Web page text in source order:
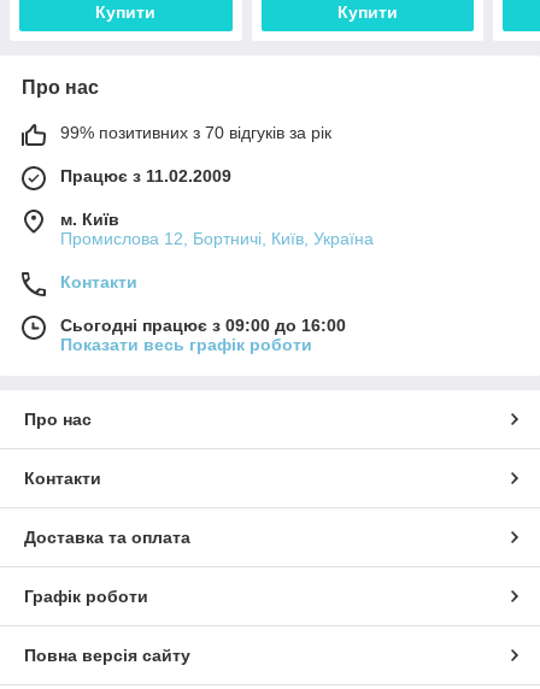
Купити Купити
Про нас
99% позитивних з 70 відгуків за рік
Працює з 11.02.2009
м. Київ
Промислова 12, Бортничі, Київ, Україна
Контакти
Сьогодні працює з 09:00 до 16:00
Показати весь графік роботи
Про нас
Контакти
Доставка та оплата
Графік роботи
Повна версія сайту